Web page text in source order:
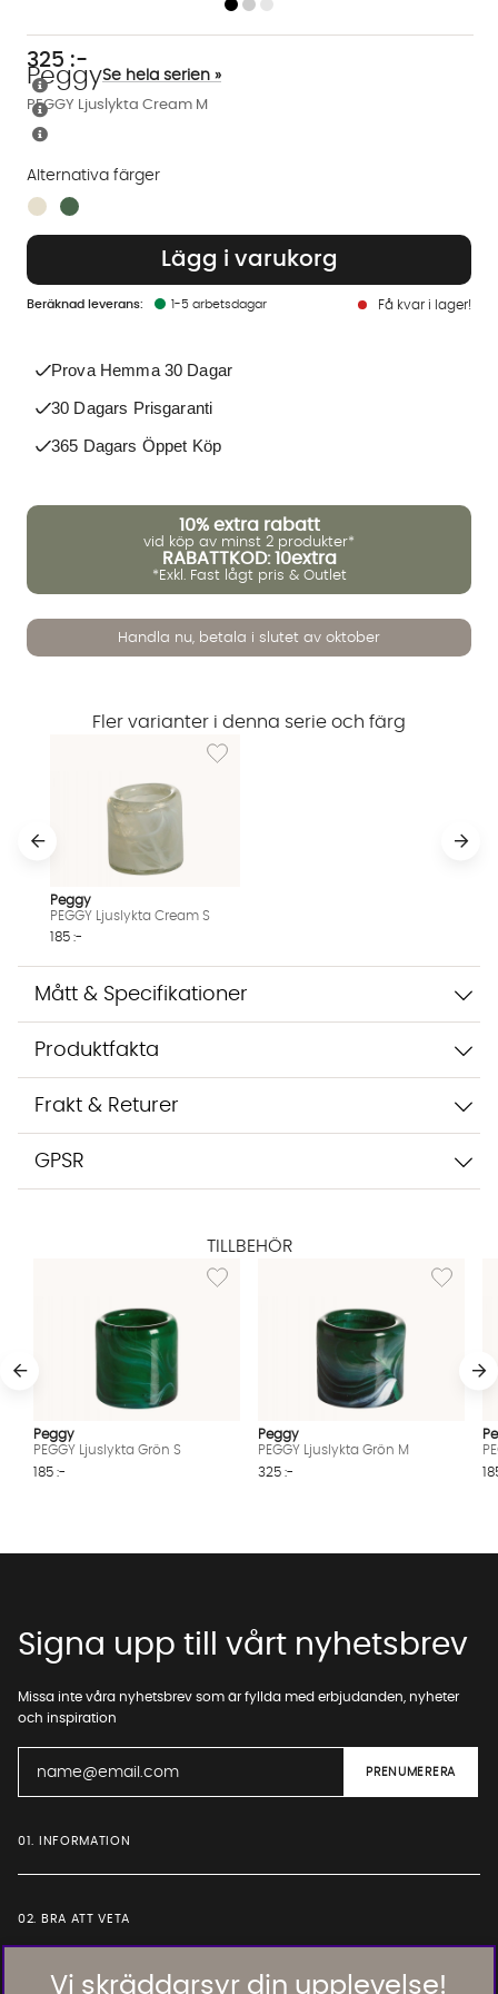
PEGGY Ljuslykta Cream M
PeggySe hela serien »
325 :-
Lägg i varukorg
1-5 arbetsdagar Få kvar i lager!
Alternativa färger
Finns även i dessa färger:
Prova Hemma 30 Dagar
30 Dagars Prisgaranti
365 Dagars Öppet Köp
10% extra rabatt
vid köp av minst 2 produkter*
RABATTKOD: 10extra
*Exkl. Fast lågt pris & Outlet
Handla nu, betala i slutet av oktober
Fler varianter i denna serie och färg
Lägg till i önskelista: PEGGY Ljuslykta Cream
Peggy
PEGGY Ljuslykta Cream S
185 :-
Mått & Specifikationer
Produktfakta
Frakt & Returer
GPSR
TILLBEHÖR
Lägg till i önskelista: PEGGY Ljuslykta Grön S
Peggy
PEGGY Ljuslykta Grön S
185 :-
Lägg till i
Peggy
PEGGY Ljuslykta Grön M
325 :-
Vi skräddarsyr din upplevelse!
Signa upp till vårt nyhetsbrev
Missa inte våra nyhetsbrev som är fyllda med erbjudanden, nyheter
och inspiration
01. INFORMATION
02. BRA ATT VETA
Vi använder AI för att svara på dina frågor. Konversationen
sparas i upp till 24 timmar för att kunna hjälpa dig. Vi delar
Starta chatten